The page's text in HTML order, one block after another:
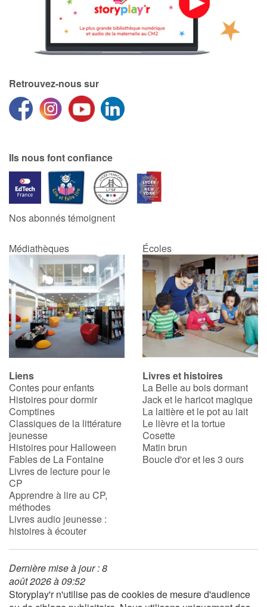
Retrouvez-nous sur
Ils nous font confiance
Nos abonnés témoignent
Médiathèques Écoles
Liens
Contes pour enfants
Histoires pour dormir
Comptines
Classiques de la littérature
jeunesse
Histoires pour Halloween
Fables de La Fontaine
Livres de lecture pour le
CP
Apprendre à lire au CP,
méthodes
Livres audio jeunesse :
histoires à écouter
Livres et histoires
La Belle au bois dormant
Jack et le haricot magique
La laitière et le pot au lait
Le lièvre et la tortue
Cosette
Matin brun
Boucle d'or et les 3 ours
Dernière mise à jour : 8
août 2026 à 09:52
Storyplay'r n'utilise pas de cookies de mesure d'audience